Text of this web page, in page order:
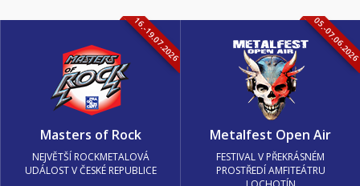
16.-19.07.2026
Masters of Rock
NEJVĚTŠÍ ROCKMETALOVÁ
UDÁLOST V ČESKÉ REPUBLICE
05.-
Metalfest Open Air
FESTIVAL V PŘEKRÁSNÉM
PROSTŘEDÍ AMFITEÁTRU